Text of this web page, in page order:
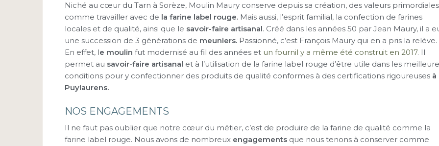
Niché au cœur du Tarn à Sorèze, Moulin Maury conserve depuis sa création, des valeurs primordiales
comme travailler avec de la farine label rouge. Mais aussi, l’esprit familial, la confection de farines
locales et de qualité, ainsi que le savoir-faire artisanal. Créé dans les années 50 par Jean Maury, il a
une succession de 3 générations de meuniers. Passionné, c’est François Maury qui en a pris la relève.
En effet, le moulin fut modernisé au fil des années et un fournil y a même été construit en 2017. Il
permet au savoir-faire artisanal et à l’utilisation de la farine label rouge d’être utile dans les
conditions pour y confectionner des produits de qualité conformes à des certifications rigoureuses à
Puylaurens.
NOS ENGAGEMENTS
Il ne faut pas oublier que notre cœur du métier, c’est de produire de la farine de qualité comme la
farine label rouge. Nous avons de nombreux engagements que nous tenons à conserver comme